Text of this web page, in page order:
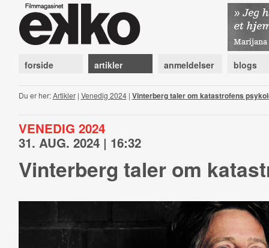
forside artikler anmeldelser blogs
Du er her:Artikler| Venedig 2024| Vinterberg taler om katastrofens
VENEDIG 2024
31. AUG. 2024 | 16:32
Vinterberg taler om